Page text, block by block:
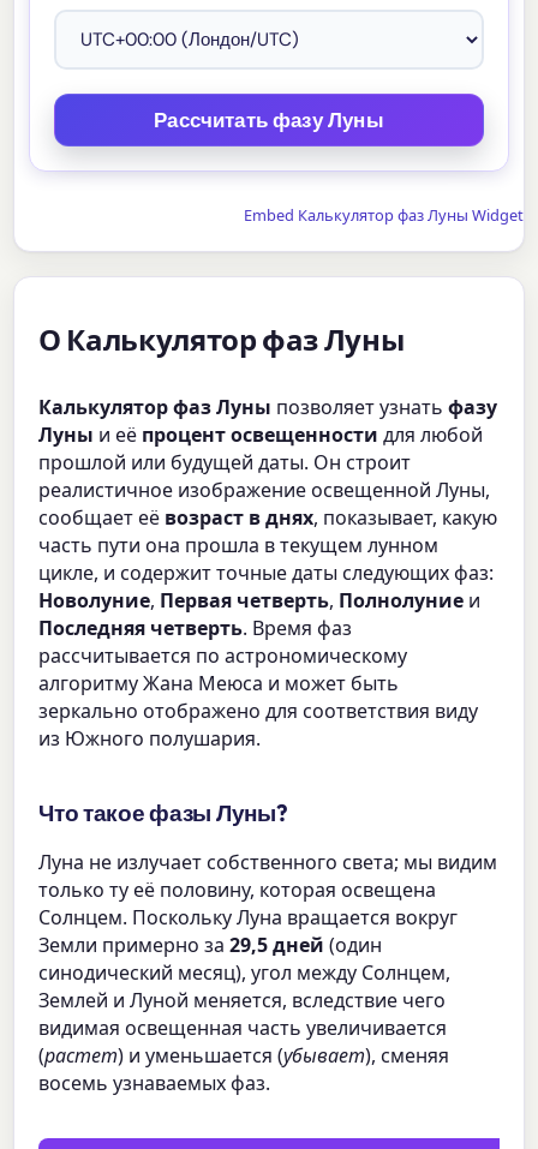
Embed Калькулятор фаз Луны Widget
О Калькулятор фаз Луны
Калькулятор фаз Луны позволяет узнатьфазу
Луны и её процент освещенности для любой
прошлой или будущей даты. Он строит
реалистичное изображение освещенной Луны,
сообщает её возраст в днях, показывает, какую
часть пути она прошла в текущем лунном
цикле, и содержит точные даты следующих фаз:
Новолуние, Первая четверть, Полнолуние и
Последняя четверть. Время фаз
рассчитывается по астрономическому
алгоритму Жана Меюса и может быть
зеркально отображено для соответствия виду
из Южного полушария.
Что такое фазы Луны?
Луна не излучает собственного света; мы видим
только ту её половину, которая освещена
Солнцем. Поскольку Луна вращается вокруг
Земли примерно за29,5 дней (один
синодический месяц), угол между Солнцем,
Землей и Луной меняется, вследствие чего
видимая освещенная часть увеличивается
(растет) и уменьшается (убывает), сменяя
восемь узнаваемых фаз.